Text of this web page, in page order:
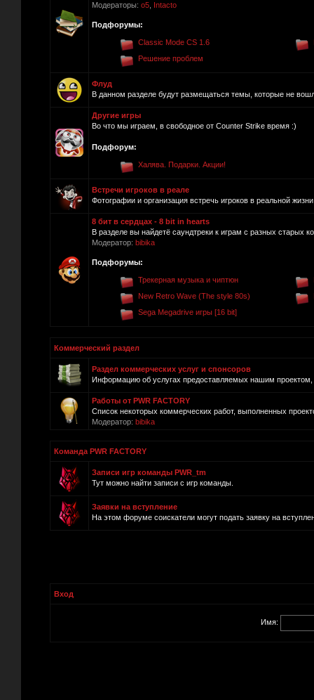
Модераторы: o5 Intacto
Подфорумы:
Classic Mode CS 1.6
Решение проблем
Флуд
В данном разделе будут размещаться темы, которые не
Другие игры
Во что мы играем, в свободное от Counter Strike время :)
Подфорум:
Халява. Подарки. Акции!
Встречи игроков в реале
Фотографии и организация встречь игроков в реальной
8 бит в сердцах - 8 bit in hearts
В разделе вы найдетё саундтреки к играм с разных старых
Модератор: bibika
Подфорумы:
Трекерная музыка и чиптюн
New Retro Wave (The style 80s)
Sega Megadrive игры [16 bit]
Коммерческий раздел
Раздел коммерческих услуг и спонсоров
Информацию об услугах предоставляемых нашим
Работы от PWR FACTORY
Список некоторых коммерческих работ, выполненных
Модератор: bibika
Команда PWR FACTORY
Записи игр команды PWR_tm
Тут можно найти записи с игр команды.
Заявки на вступление
На этом форуме соискатели могут подать заявку на
Вход
Имя: